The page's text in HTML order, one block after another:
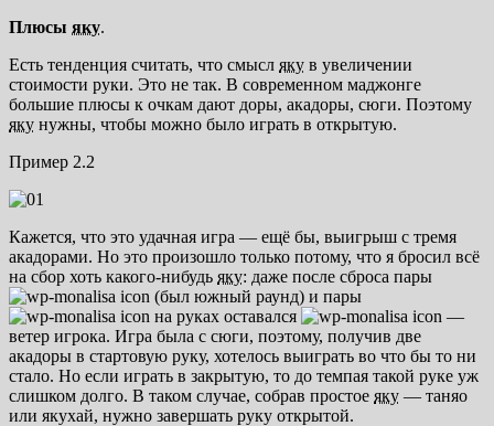
Плюсы яку.
Есть тенденция считать, что смысл яку в увеличении
стоимости руки. Это не так. В современном маджонге
большие плюсы к очкам дают доры, акадоры, сюги. Поэтому
яку нужны, чтобы можно было играть в открытую.
Пример 2.2
Кажется, что это удачная игра — ещё бы, выигрыш с тремя
акадорами. Но это произошло только потому, что я бросил всё
на сбор хоть какого-нибудь яку: даже после сброса пары
(был южный раунд) и пары
на руках оставался
—
ветер игрока. Игра была с сюги, поэтому, получив две
акадоры в стартовую руку, хотелось выиграть во что бы то ни
стало. Но если играть в закрытую, то до темпая такой руке уж
слишком долго. В таком случае, собрав простое яку — таняо
или якухай, нужно завершать руку открытой.